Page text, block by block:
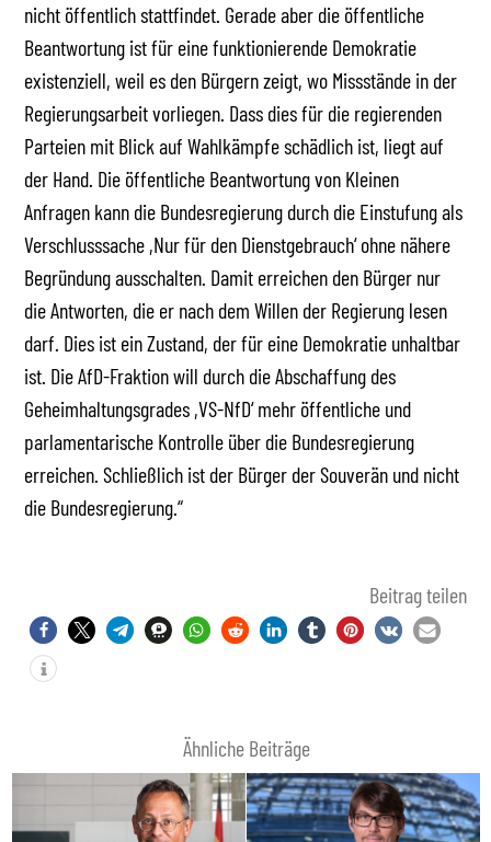
nicht öffentlich stattfindet. Gerade aber die öffentliche
Beantwortung ist für eine funktionierende Demokratie
existenziell, weil es den Bürgern zeigt, wo Missstände in der
Regierungsarbeit vorliegen. Dass dies für die regierenden
Parteien mit Blick auf Wahlkämpfe schädlich ist, liegt auf
der Hand. Die öffentliche Beantwortung von Kleinen
Anfragen kann die Bundesregierung durch die Einstufung als
Verschlusssache ,Nur für den Dienstgebrauch‘ ohne nähere
Begründung ausschalten. Damit erreichen den Bürger nur
die Antworten, die er nach dem Willen der Regierung lesen
darf. Dies ist ein Zustand, der für eine Demokratie unhaltbar
ist. Die AfD-Fraktion will durch die Abschaffung des
Geheimhaltungsgrades ,VS-NfD‘ mehr öffentliche und
parlamentarische Kontrolle über die Bundesregierung
erreichen. Schließlich ist der Bürger der Souverän und nicht
die Bundesregierung.“
Beitrag teilen
Ähnliche Beiträge